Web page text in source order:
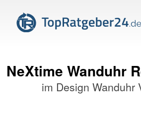
NeXtime Wanduhr
im Design Wanduhr